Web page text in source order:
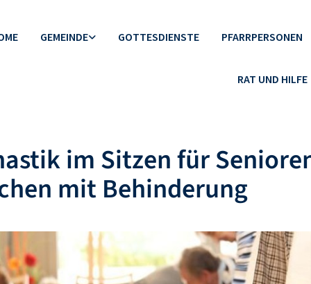
GEMEINDE GOTTESDIENSTE PFARRPERSONEN
RAT UND HILFE
im Sitzen für
mit Behinderung